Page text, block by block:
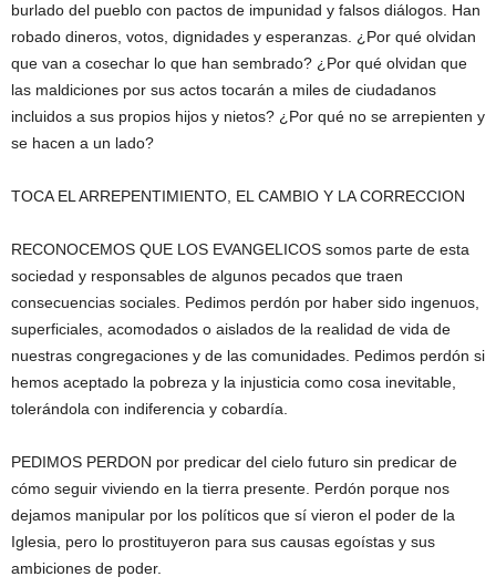
burlado del pueblo con pactos de impunidad y falsos diálogos. Han
robado dineros, votos, dignidades y esperanzas. ¿Por qué olvidan
que van a cosechar lo que han sembrado? ¿Por qué olvidan que
las maldiciones por sus actos tocarán a miles de ciudadanos
incluidos a sus propios hijos y nietos? ¿Por qué no se arrepienten y
se hacen a un lado?
TOCA EL ARREPENTIMIENTO, EL CAMBIO Y LA CORRECCION
RECONOCEMOS QUE LOS EVANGELICOS somos parte de esta
sociedad y responsables de algunos pecados que traen
consecuencias sociales. Pedimos perdón por haber sido ingenuos,
superficiales, acomodados o aislados de la realidad de vida de
nuestras congregaciones y de las comunidades. Pedimos perdón si
hemos aceptado la pobreza y la injusticia como cosa inevitable,
tolerándola con indiferencia y cobardía.
PEDIMOS PERDON por predicar del cielo futuro sin predicar de
cómo seguir viviendo en la tierra presente. Perdón porque nos
dejamos manipular por los políticos que sí vieron el poder de la
Iglesia, pero lo prostituyeron para sus causas egoístas y sus
ambiciones de poder.